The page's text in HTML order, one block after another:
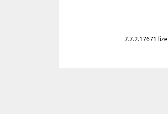
7.7.2.17671